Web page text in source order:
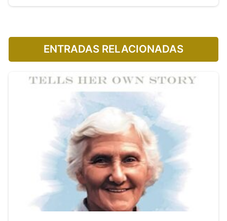
ENTRADAS RELACIONADAS